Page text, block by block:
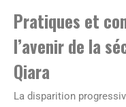
Pratiques et
l’avenir de la
Qiara
La disparition